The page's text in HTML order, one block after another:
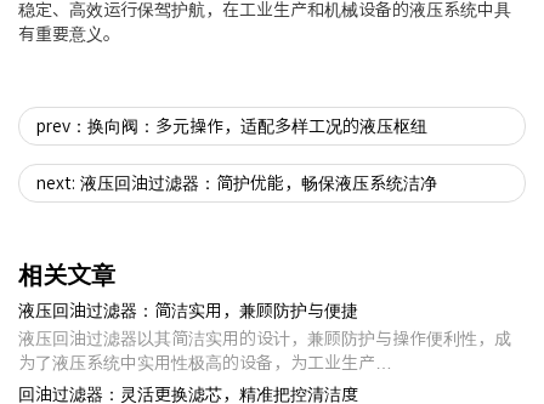
稳定、高效运行保驾护航，在工业生产和机械设备的液压系统中具
有重要意义。
prev：换向阀：多元操作，适配多样工况的液压枢纽
next: 液压回油过滤器：简护优能，畅保液压系统洁净
相关文章
液压回油过滤器：简洁实用，兼顾防护与便捷
液压回油过滤器以其简洁实用的设计，兼顾防护与操作便利性，成
为了液压系统中实用性极高的设备，为工业生产…
回油过滤器：灵活更换滤芯，精准把控清洁度